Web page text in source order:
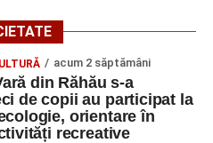
acum 2 săptămâni
din Răhău s-a
de copii au participat la
orientare în
recreative